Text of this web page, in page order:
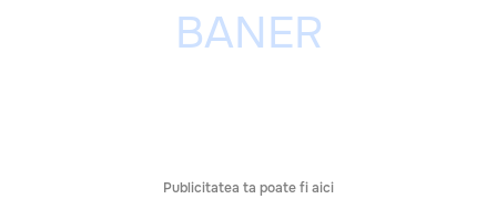
Publicitatea ta poate fi aici